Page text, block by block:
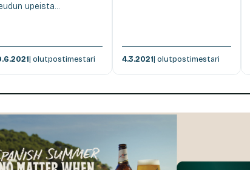
upeista...
| olutpostimestari 4.3.2021| olutpostimestari